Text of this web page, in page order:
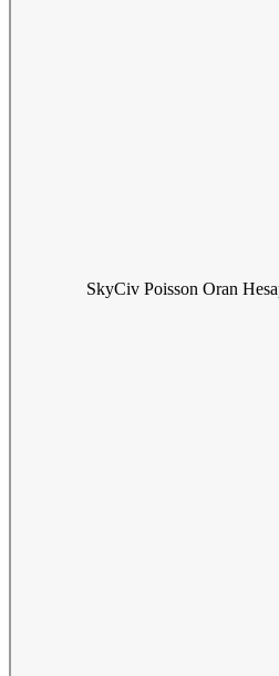
SkyCiv Poisson Oran